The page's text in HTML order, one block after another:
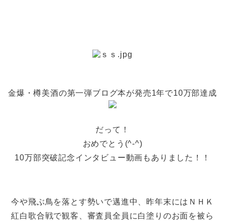
金爆・樽美酒の第一弾ブログ本が発売1年で10万部達成
だって！
おめでとう(^-^)
10万部突破記念インタビュー動画もありました！！
今や飛ぶ鳥を落とす勢いで邁進中、昨年末にはＮＨＫ
紅白歌合戦で観客、審査員全員に白塗りのお面を被ら